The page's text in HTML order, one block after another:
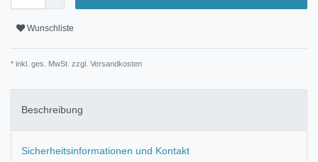
Wunschliste
* inkl. ges. MwSt. zzgl. Versandkosten
Beschreibung
Sicherheitsinformationen und Kontakt